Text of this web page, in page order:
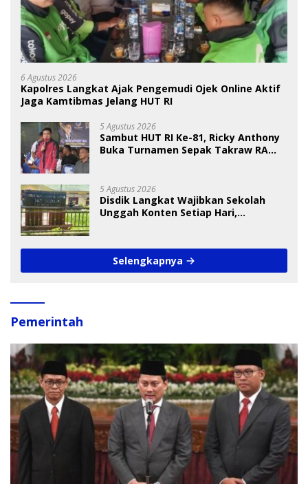
6 Agustus 2026
Kapolres Langkat Ajak Pengemudi Ojek Online Aktif
Jaga Kamtibmas Jelang HUT RI
5 Agustus 2026
Sambut HUT RI Ke-81, Ricky Anthony
Buka Turnamen Sepak Takraw RA
5 Agustus 2026
Disdik Langkat Wajibkan Sekolah
Unggah Konten Setiap Hari,
Selengkapnya
Pemerintah